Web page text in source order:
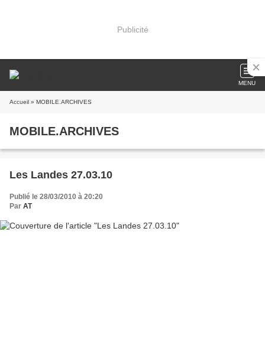
Publicité
MENU
Accueil » MOBILE.ARCHIVES
MOBILE.ARCHIVES
Les Landes 27.03.10
Publié le 28/03/2010 à 20:20
Par AT